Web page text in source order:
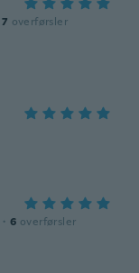
7 overførsler
· 6 overførsler